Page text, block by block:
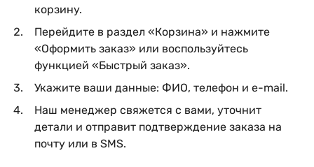
корзину.
Перейдите в раздел «Корзина» и нажмите
«Оформить заказ» или воспользуйтесь
функцией «Быстрый заказ».
Укажите ваши данные: ФИО, телефон и e-mail.
Наш менеджер свяжется с вами, уточнит
детали и отправит подтверждение заказа на
почту или в SMS.